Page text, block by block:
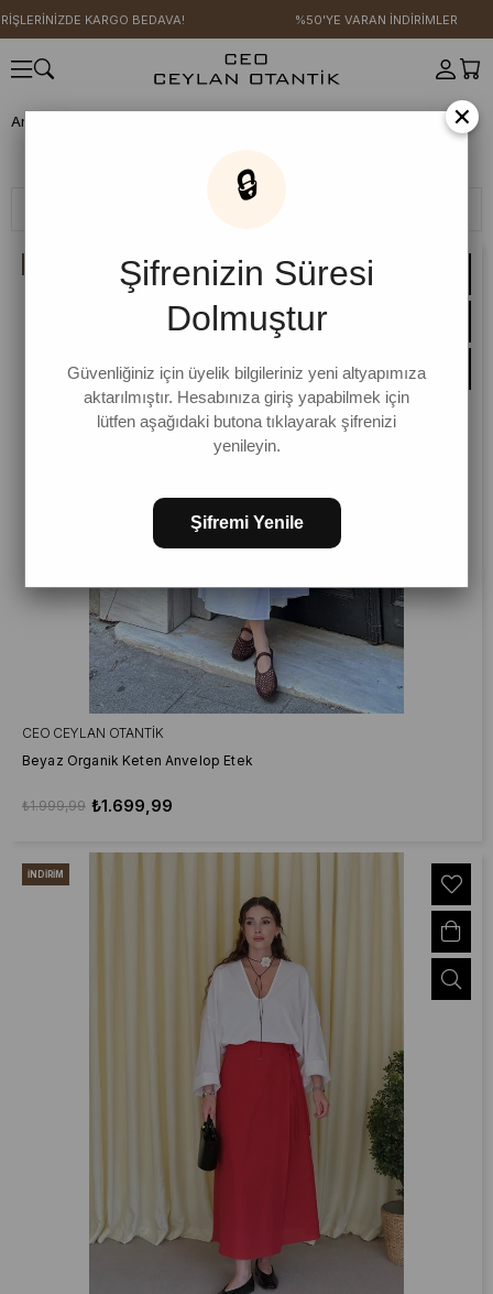
KARGO BEDAVA! %50'YE VARAN İNDİRİMLER
Anasayfa
Etek
CEO CEYLAN OTANTIK
Beyaz Organik Keten Anvelop Etek
₺1.699,99
₺1.999,99
İNDIRIM
×
🔒
Şifrenizin Süresi
Dolmuştur
Güvenliğiniz için üyelik bilgileriniz yeni altyapımıza
aktarılmıştır. Hesabınıza giriş yapabilmek için
lütfen aşağıdaki butona tıklayarak şifrenizi
yenileyin.
Şifremi Yenile